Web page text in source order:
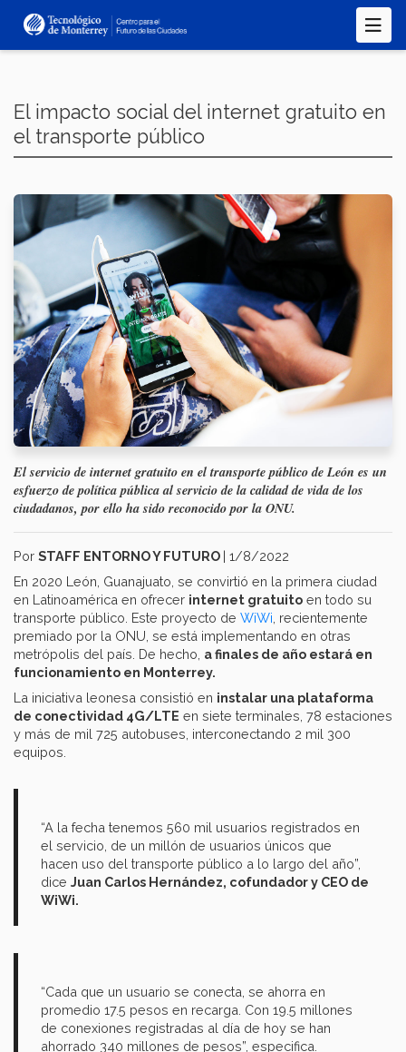
El impacto social del internet gratuito en
el transporte público
El servicio de internet gratuito en el transporte público de León es un
esfuerzo de política pública al servicio de la calidad de vida de los
ciudadanos, por ello ha sido reconocido por la ONU.
Por STAFF ENTORNO Y FUTURO | 1/8/2022
En 2020 León, Guanajuato, se convirtió en la primera ciudad
en Latinoamérica en ofrecer internet gratuito en todo su
transporte público. Este proyecto de WiWi , recientemente
premiado por la ONU, se está implementando en otras
metrópolis del país. De hecho, a finales de año estará en
funcionamiento en Monterrey.
La iniciativa leonesa consistió en instalar una plataforma
de conectividad 4G/LTE en siete terminales, 78 estaciones
y más de mil 725 autobuses, interconectando 2 mil 300
equipos.
“A la fecha tenemos 560 mil usuarios registrados en
el servicio, de un millón de usuarios únicos que
hacen uso del transporte público a lo largo del año”,
dice Juan Carlos Hernández, cofundador y CEO de
WiWi.
“Cada que un usuario se conecta, se ahorra en
promedio 17.5 pesos en recarga. Con 19.5 millones
de conexiones registradas al día de hoy se han
ahorrado 340 millones de pesos”, especifica.